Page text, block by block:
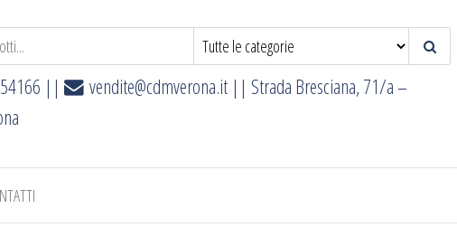
|| vendite@cdmverona.it || Strada Bresciana, 71/a –